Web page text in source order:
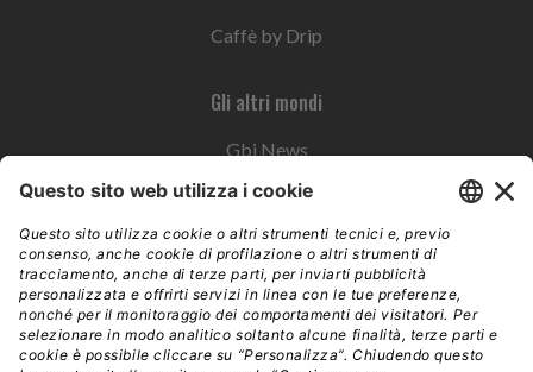
Caffè by Drip
Gli altri mondi
Gbi News
Instoremag
Esplora il gruppo
Edra Edizioni
Edizioni LSWR